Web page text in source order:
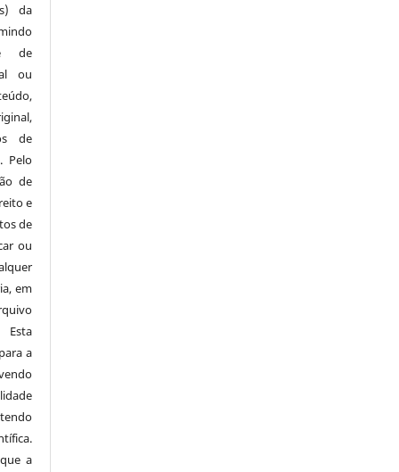
da
de
ou
de
Pelo
de
e
de
ou
em
a
a